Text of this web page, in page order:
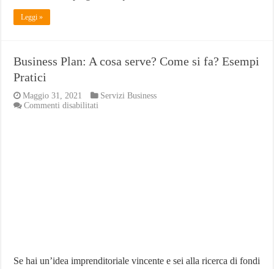
Leggi »
Business Plan: A cosa serve? Come si fa? Esempi
Pratici
Maggio 31, 2021
Servizi Business
Commenti disabilitati
Se hai un’idea imprenditoriale vincente e sei alla ricerca di fondi